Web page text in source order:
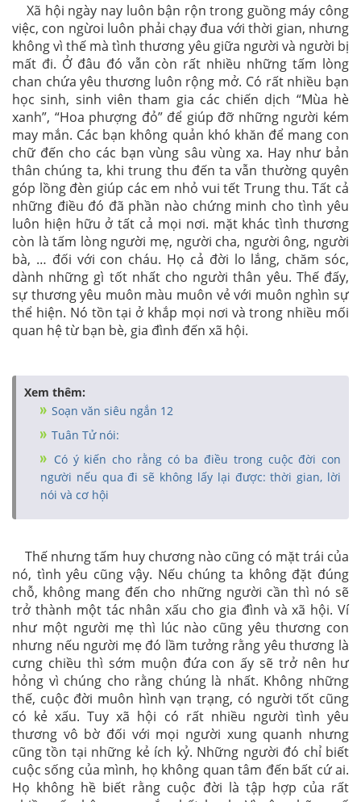
Xã hội ngày nay luôn bận rộn trong guồng máy công
việc, con ngừoi luôn phải chạy đua với thời gian, nhưng
không vì thế mà tình thương yêu giữa người và người bị
mất đi. Ở đâu đó vẫn còn rất nhiều những tấm lòng
chan chứa yêu thương luôn rộng mở. Có rất nhiều bạn
học sinh, sinh viên tham gia các chiến dịch “Mùa hè
xanh”, “Hoa phượng đỏ” để giúp đỡ những người kém
may mắn. Các bạn không quản khó khăn để mang con
chữ đến cho các bạn vùng sâu vùng xa. Hay như bản
thân chúng ta, khi trung thu đến ta vẫn thường quyên
góp lồng đèn giúp các em nhỏ vui tết Trung thu. Tất cả
những điều đó đã phần nào chứng minh cho tình yêu
luôn hiện hữu ở tất cả mọi nơi. mặt khác tình thương
còn là tấm lòng người mẹ, người cha, người ông, người
bà, … đối với con cháu. Họ cả đời lo lắng, chăm sóc,
dành những gì tốt nhất cho người thân yêu. Thế đấy,
sự thương yêu muôn màu muôn vẻ với muôn nghìn sự
thể hiện. Nó tồn tại ở khắp mọi nơi và trong nhiều mối
quan hệ từ bạn bè, gia đình đến xã hội.
Xem thêm:
Soạn văn siêu ngắn 12
Tuân Tử nói:
Có ý kiến cho rằng có ba điều trong cuộc đời con
người nếu qua đi sẽ không lấy lại được: thời gian, lời
nói và cơ hội
Thế nhưng tấm huy chương nào cũng có mặt trái của
nó, tình yêu cũng vậy. Nếu chúng ta không đặt đúng
chỗ, không mang đến cho những người cần thì nó sẽ
trở thành một tác nhân xấu cho gia đình và xã hội. Ví
như một người mẹ thì lúc nào cũng yêu thương con
nhưng nếu người mẹ đó lầm tưởng rằng yêu thương là
cưng chiều thì sớm muộn đứa con ấy sẽ trở nên hư
hỏng vì chúng cho rằng chúng là nhất. Không những
thế, cuộc đời muôn hình vạn trạng, có người tốt cũng
có kẻ xấu. Tuy xã hội có rất nhiều người tình yêu
thương vô bờ đối với mọi người xung quanh nhưng
cũng tồn tại những kẻ ích kỷ. Những người đó chỉ biết
cuộc sống của mình, họ không quan tâm đến bất cứ ai.
Họ không hề biết rằng cuộc đời là tập hợp của rất